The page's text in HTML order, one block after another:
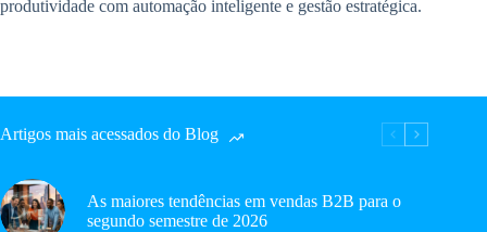
produtividade com automação inteligente e gestão estratégica.
Artigos mais acessados do Blog
As maiores tendências em vendas B2B para o
segundo semestre de 2026